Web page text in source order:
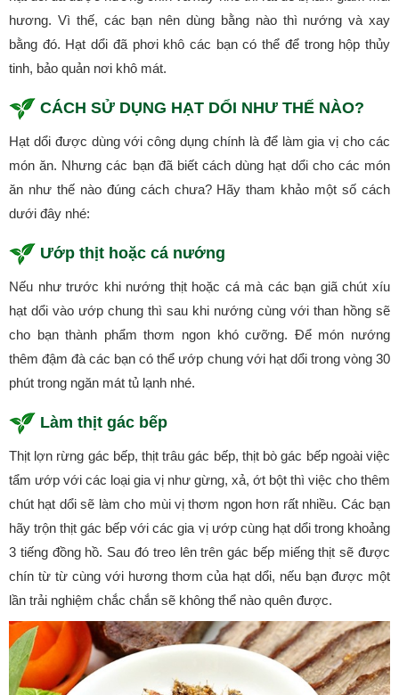
hương. Vì thế, các bạn nên dùng bằng nào thì nướng và xay
bằng đó. Hạt dổi đã phơi khô các bạn có thể để trong hộp thủy
tinh, bảo quản nơi khô mát.
CÁCH SỬ DỤNG HẠT DỔI NHƯ THẾ NÀO?
Hạt dổi được dùng với công dụng chính là để làm gia vị cho các
món ăn. Nhưng các bạn đã biết cách dùng hạt dổi cho các món
ăn như thế nào đúng cách chưa? Hãy tham khảo một số cách
dưới đây nhé:
Ướp thịt hoặc cá nướng
Nếu như trước khi nướng thịt hoặc cá mà các bạn giã chút xíu
hạt dổi vào ướp chung thì sau khi nướng cùng với than hồng sẽ
cho bạn thành phẩm thơm ngon khó cưỡng. Để món nướng
thêm đậm đà các bạn có thể ướp chung với hạt dổi trong vòng 30
phút trong ngăn mát tủ lạnh nhé.
Làm thịt gác bếp
Thịt lợn rừng gác bếp, thịt trâu gác bếp, thịt bò gác bếp ngoài việc
tẩm ướp với các loại gia vị như gừng, xả, ớt bột thì việc cho thêm
chút hạt dổi sẽ làm cho mùi vị thơm ngon hơn rất nhiều. Các bạn
hãy trộn thịt gác bếp với các gia vị ướp cùng hạt dổi trong khoảng
3 tiếng đồng hồ. Sau đó treo lên trên gác bếp miếng thịt sẽ được
chín từ từ cùng với hương thơm của hạt dổi, nếu bạn được một
lần trải nghiệm chắc chắn sẽ không thể nào quên được.